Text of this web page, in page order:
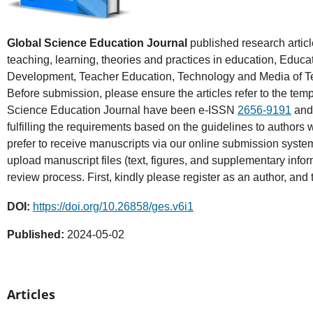
Global Science Education Journal published research
teaching, learning, theories and practices in education,
Development, Teacher Education, Technology and Media of
Before submission, please ensure the articles refer to the
Science Education Journal have been e-ISSN 2656-9191
fulfilling the requirements based on the guidelines to authors
prefer to receive manuscripts via our online submission
upload manuscript files (text, figures, and supplementary
review process. First, kindly please register as an author,
DOI: https://doi.org/10.26858/ges.v6i1
Published: 2024-05-02
Articles